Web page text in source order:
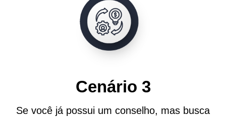
Cenário 3
Se você já possui um conselho, mas busca